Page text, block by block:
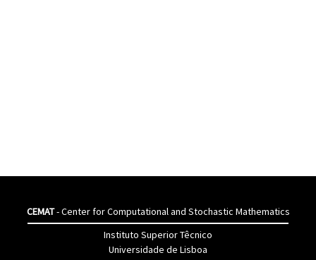
CEMAT- Center for Computational and Stochastic Mathematics
Instituto Superior Têcnico
Universidade de Lisboa